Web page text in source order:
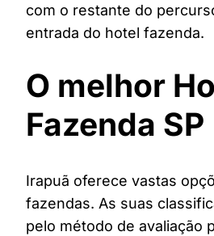
com o restante do
entrada do hotel fazenda.
O melhor
Fazenda SP
Irapuã oferece vastas
fazendas. As suas
pelo método de avaliação